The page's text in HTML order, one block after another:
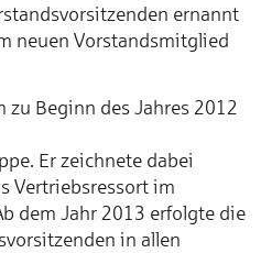
ernannt
neuen Vorstandsmitglied
zu Beginn des Jahres 2012
Er zeichnete dabei
Vertriebsressort im
dem Jahr 2013 erfolgte die
in allen